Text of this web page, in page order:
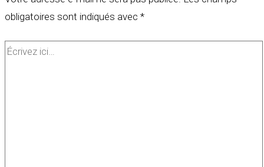
obligatoires sont indiqués avec *
Écrivez